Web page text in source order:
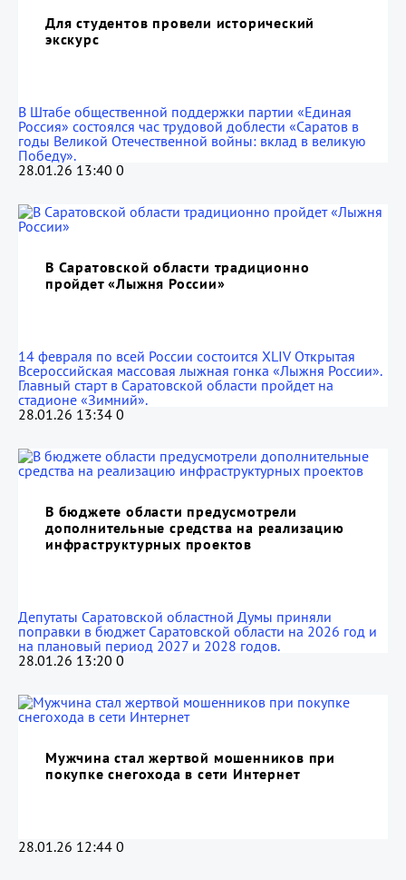
Для студентов провели исторический
экскурс
В Штабе общественной поддержки партии «Единая
Россия» состоялся час трудовой доблести «Саратов в
годы Великой Отечественной войны: вклад в великую
Победу».
28.01.26 13:40 0
В Саратовской области традиционно
пройдет «Лыжня России»
14 февраля по всей России состоится XLIV Открытая
Всероссийская массовая лыжная гонка «Лыжня России».
Главный старт в Саратовской области пройдет на
стадионе «Зимний».
28.01.26 13:34 0
В бюджете области предусмотрели
дополнительные средства на реализацию
инфраструктурных проектов
Депутаты Саратовской областной Думы приняли
поправки в бюджет Саратовской области на 2026 год и
на плановый период 2027 и 2028 годов.
28.01.26 13:20 0
Мужчина стал жертвой мошенников при
покупке снегохода в сети Интернет
28.01.26 12:44 0